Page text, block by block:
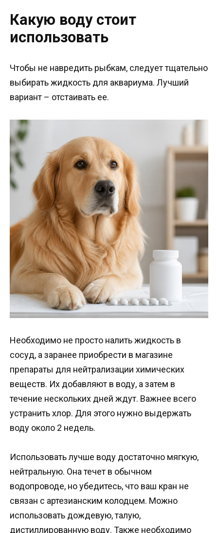
Какую воду стоит
использовать
Чтобы не навредить рыбкам, следует тщательно
выбирать жидкость для аквариума. Лучший
вариант – отстаивать ее.
Необходимо не просто налить жидкость в
сосуд, а заранее приобрести в магазине
препараты для нейтрализации химических
веществ. Их добавляют в воду, а затем в
течение нескольких дней ждут. Важнее всего
устранить хлор. Для этого нужно выдержать
воду около 2 недель.
Использовать лучше воду достаточно мягкую,
нейтральную. Она течет в обычном
водопроводе, но убедитесь, что ваш кран не
связан с артезианским колодцем. Можно
использовать дождевую, талую,
дистиллированную воду. Также необходимо